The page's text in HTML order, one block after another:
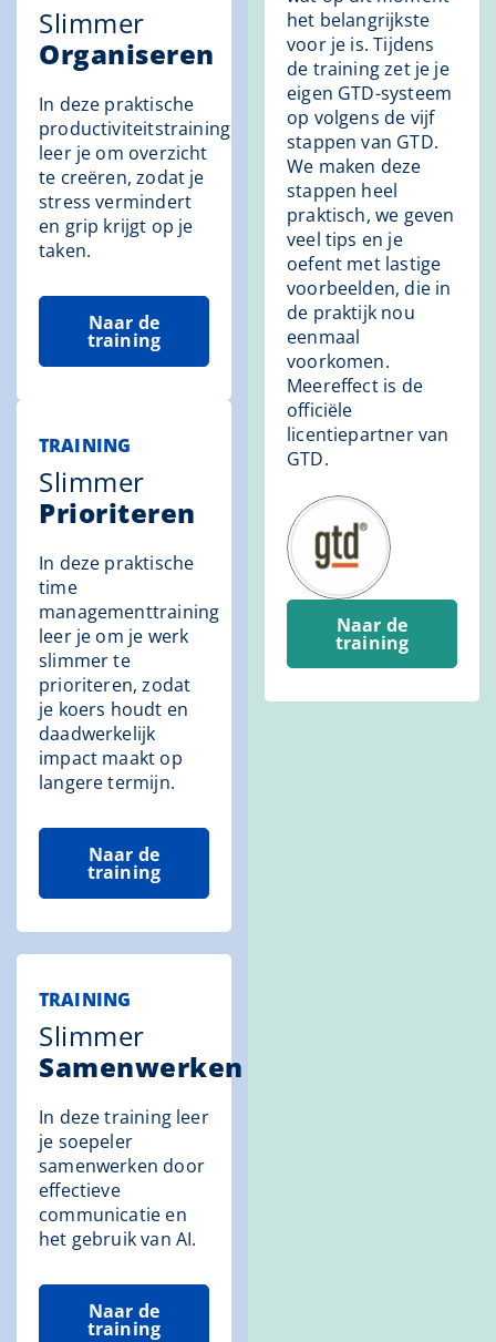
Slimmer
Organiseren
In deze praktische
productiviteitstraining
leer je om overzicht
te creëren, zodat je
stress vermindert
en grip krijgt op je
taken.
Naar de
training
TRAINING
Slimmer
Prioriteren
In deze praktische
time
managementtraining
leer je om je werk
slimmer te
prioriteren, zodat
je koers houdt en
daadwerkelijk
impact maakt op
langere termijn.
Naar de
training
TRAINING
Slimmer
Samenwerken
In deze training leer
je soepeler
samenwerken door
effectieve
communicatie en
het gebruik van AI.
Naar de
training
het belangrijkste
voor je is. Tijdens
de training zet je je
eigen GTD-systeem
op volgens de vijf
stappen van GTD.
We maken deze
stappen heel
praktisch, we geven
veel tips en je
oefent met lastige
voorbeelden, die in
de praktijk nou
eenmaal
voorkomen.
Meereffect is de
officiële
licentiepartner van
GTD.
Naar de
training